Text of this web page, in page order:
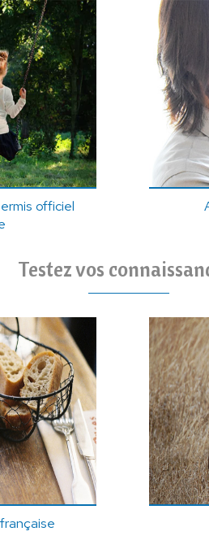
officiel
Testez vos